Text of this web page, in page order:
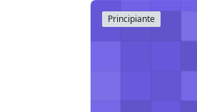
Principiante